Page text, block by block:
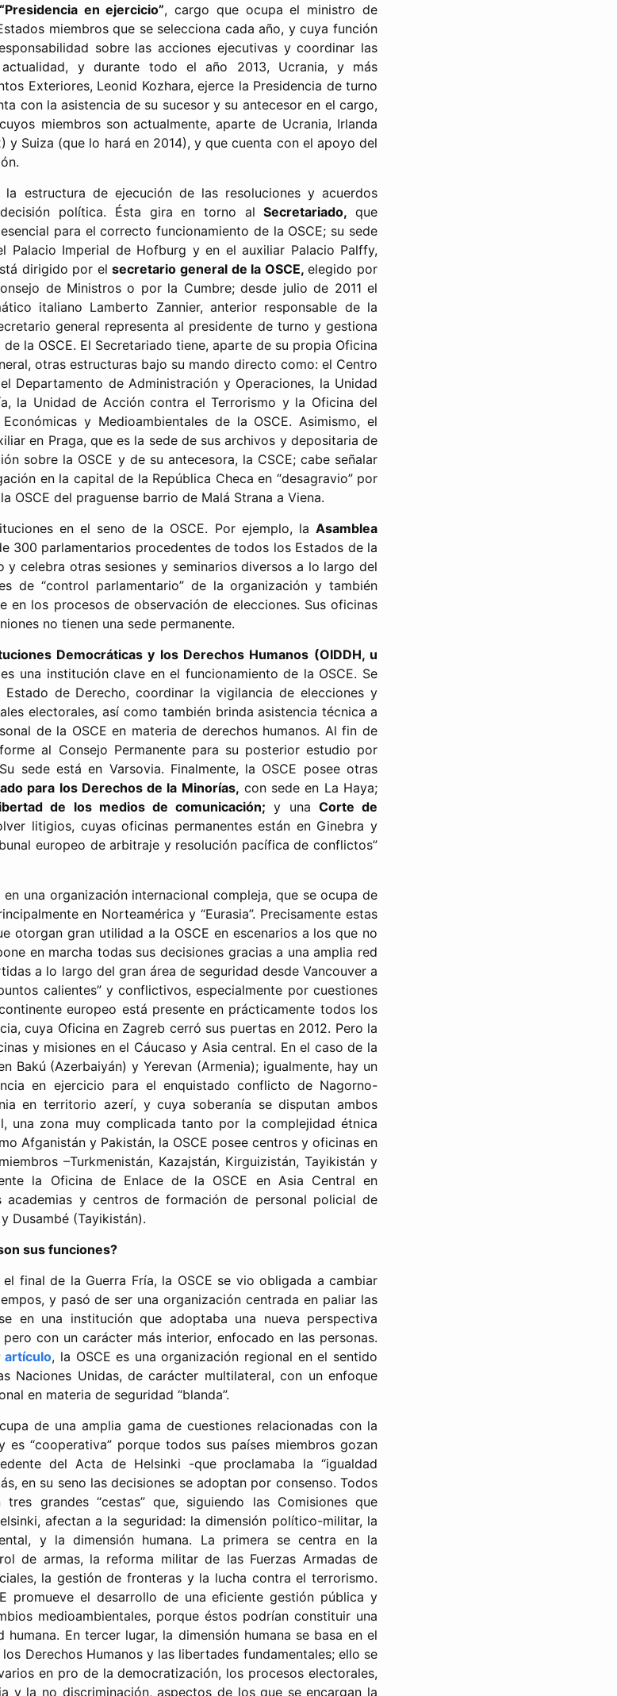
“Presidencia en ejercicio”, cargo que ocupa el ministro de
miembros que se selecciona cada año, y cuya función
sobre las acciones ejecutivas y coordinar las
y durante todo el año 2013, Ucrania, y más
Exteriores, Leonid Kozhara, ejerce la Presidencia de turno
con la asistencia de su sucesor y su antecesor en el cargo,
cuyos miembros son actualmente, aparte de Ucrania, Irlanda
y Suiza (que lo hará en 2014), y que cuenta con el apoyo del
estructura de ejecución de las resoluciones y acuerdos
política. Ésta gira en torno alSecretariado,que
para el correcto funcionamiento de la OSCE; su sede
Palacio Imperial de Hofburg y en el auxiliar Palacio Palffy,
dirigido por elsecretario general de la OSCE,elegido por
de Ministros o por la Cumbre; desde julio de 2011 el
italiano Lamberto Zannier, anterior responsable de la
general representa al presidente de turno y gestiona
la OSCE. El Secretariado tiene, aparte de su propia Oficina
otras estructuras bajo su mando directo como: el Centro
Departamento de Administración y Operaciones, la Unidad
la Unidad de Acción contra el Terrorismo y la Oficina del
y Medioambientales de la OSCE. Asimismo, el
en Praga, que es la sede de sus archivos y depositaria de
sobre la OSCE y de su antecesora, la CSCE; cabe señalar
en la capital de la República Checa en “desagravio” por
OSCE del praguense barrio de Malá Strana a Viena.
en el seno de la OSCE. Por ejemplo, la Asamblea
300 parlamentarios procedentes de todos los Estados de la
y celebra otras sesiones y seminarios diversos a lo largo del
de “control parlamentario” de la organización y también
en los procesos de observación de elecciones. Sus oficinas
no tienen una sede permanente.
Democráticas y los Derechos Humanos (OIDDH, u
es una institución clave en el funcionamiento de la OSCE. Se
de Derecho, coordinar la vigilancia de elecciones y
electorales, así como también brinda asistencia técnica a
de la OSCE en materia de derechos humanos. Al fin de
al Consejo Permanente para su posterior estudio por
sede está en Varsovia. Finalmente, la OSCE posee otras
para los Derechos de la Minorías, con sede en La Haya;
de los medios de comunicación; y una Corte de
litigios, cuyas oficinas permanentes están en Ginebra y
europeo de arbitraje y resolución pacífica de conflictos”
una organización internacional compleja, que se ocupa de
en Norteamérica y “Eurasia”. Precisamente estas
otorgan gran utilidad a la OSCE en escenarios a los que no
en marcha todas sus decisiones gracias a una amplia red
a lo largo del gran área de seguridad desde Vancouver a
calientes” y conflictivos, especialmente por cuestiones
europeo está presente en prácticamente todos los
cuya Oficina en Zagreb cerró sus puertas en 2012. Pero la
y misiones en el Cáucaso y Asia central. En el caso de la
Bakú (Azerbaiyán) y Yerevan (Armenia); igualmente, hay un
en ejercicio para el enquistado conflicto de Nagorno-
en territorio azerí, y cuya soberanía se disputan ambos
una zona muy complicada tanto por la complejidad étnica
Afganistán y Pakistán, la OSCE posee centros y oficinas en
–Turkmenistán, Kazajstán, Kirguizistán, Tayikistán y
la Oficina de Enlace de la OSCE en Asia Central en
academias y centros de formación de personal policial de
Dusambé (Tayikistán).
sus funciones?
final de la Guerra Fría, la OSCE se vio obligada a cambiar
y pasó de ser una organización centrada en paliar las
en una institución que adoptaba una nueva perspectiva
con un carácter más interior, enfocado en las personas.
artículo, la OSCE es una organización regional en el sentido
Naciones Unidas, de carácter multilateral, con un enfoque
en materia de seguridad “blanda”.
de una amplia gama de cuestiones relacionadas con la
es “cooperativa” porque todos sus países miembros gozan
del Acta de Helsinki -que proclamaba la “igualdad
en su seno las decisiones se adoptan por consenso. Todos
grandes “cestas” que, siguiendo las Comisiones que
afectan a la seguridad: la dimensión político-militar, la
y la dimensión humana. La primera se centra en la
de armas, la reforma militar de las Fuerzas Armadas de
la gestión de fronteras y la lucha contra el terrorismo.
promueve el desarrollo de una eficiente gestión pública y
medioambientales, porque éstos podrían constituir una
humana. En tercer lugar, la dimensión humana se basa en el
Derechos Humanos y las libertades fundamentales; ello se
en pro de la democratización, los procesos electorales,
y la no discriminación, aspectos de los que se encargan la